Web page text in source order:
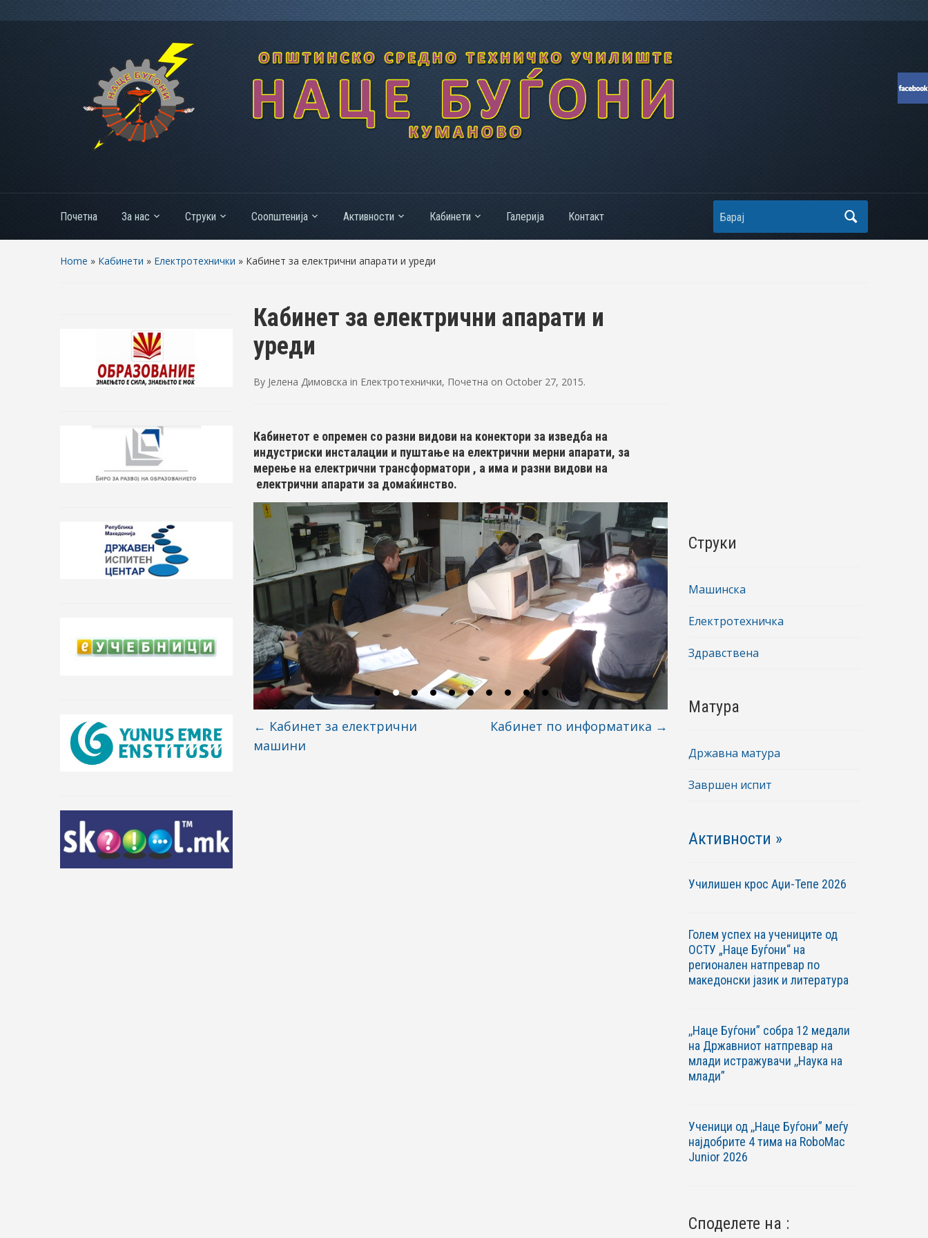
Почетна За нас Струки Соопштенија Активности Кабинети Галерија Контакт Search
Home » Кабинети » Електротехнички » Кабинет за електрични апарати и уреди
Кабинет за електрични апарати и
уреди
By Јелена Димовска in Електротехнички, Почетна on October 27, 2015.
Кабинетот е опремен со разни видови на конектори за изведба на
индустриски инсталации и пуштање на електрични мерни апарати, за
мерење на електрични трансформатори , а има и разни видови на
електрични апарати за домаќинство.
← Кабинет за електрични
машини
Кабинет по информатика →
Струки
Машинска
Електротехничка
Здравствена
Матура
Државна матура
Завршен испит
Активности »
Училишен крос Аџи-Тепе 2026
Голем успех на учениците од
ОСТУ „Наце Буѓони“ на
регионален натпревар по
македонски јазик и литература
,,Наце Буѓони” собра 12 медали
на Државниот натпревар на
млади истражувачи ,,Наука на
млади”
Ученици од ,,Наце Буѓони” меѓу
најдобрите 4 тима на RoboМac
Junior 2026
Споделете на :